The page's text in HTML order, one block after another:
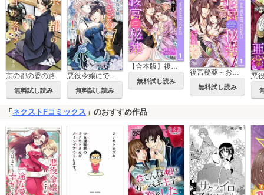
京の都の香の路
無料試し読み
悪役令嬢にできること。～転生令嬢は、偽りの恋人に無償の愛を捧ぐ～
無料試し読み
無料試し読み
後宮秘薬～お世継ぎ誕生のための淫らなお薬～
無料試し読み
「 ネクストFコミックス 」のおすすめ作品